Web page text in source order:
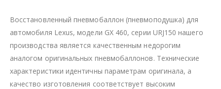
Восстановленный пневмобаллон (пневмоподушка) для
автомобиля Lexus, модели GX 460, серии URJ150 нашего
производства является качественным недорогим
аналогом оригинальных пневмобаллонов. Технические
характеристики идентичны параметрам оригинала, а
качество изготовления соответствует высоким